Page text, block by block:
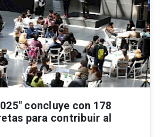
concluye con 178
para contribuir al